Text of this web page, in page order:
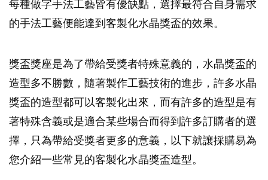
每種做字手法工藝皆有優缺點，選擇最符合自身需求
的手法工藝便能達到客製化水晶獎盃的效果。
獎盃獎座是為了帶給受獎者特殊意義的，水晶獎盃的
造型多不勝數，隨著製作工藝技術的進步，許多水晶
獎盃的造型都可以客製化出來，而有許多的造型是有
著特殊含義或是適合某些場合而得到許多訂購者的選
擇，只為帶給受獎者更多的意義，以下就讓採購易為
您介紹一些常見的客製化水晶獎盃造型。